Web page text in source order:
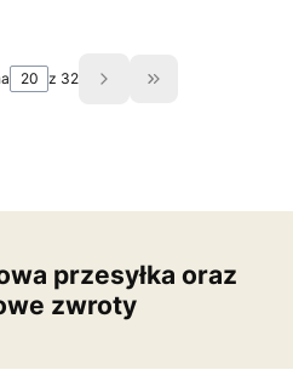
strony z produktami
z 32 Przejdź do
przesyłka oraz
zwroty